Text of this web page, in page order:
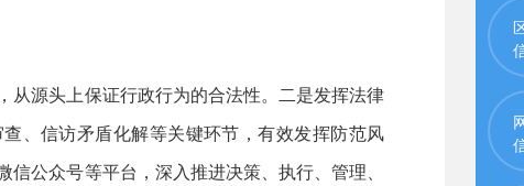
源头上保证行政行为的合法性。二是发挥法律
、信访矛盾化解等关键环节，有效发挥防范风
公众号等平台，深入推进决策、执行、管理、